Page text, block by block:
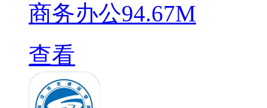
商务办公94.67M
查看